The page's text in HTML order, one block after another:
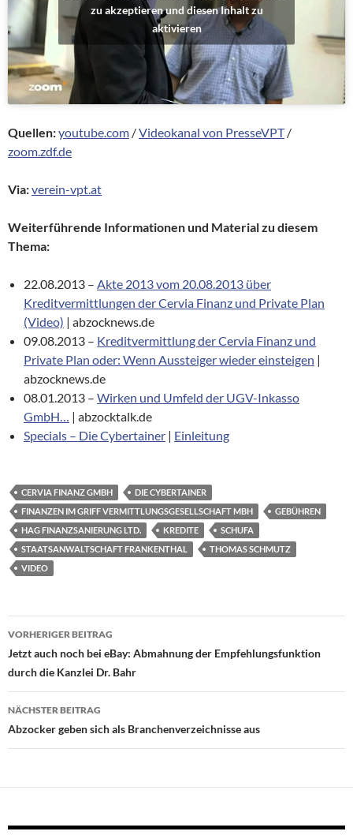
zu akzeptieren und diesen Inhalt zu
aktivieren
Quellen:youtube.com /Videokanal von PresseVPT/
zoom.zdf.de
Via:verein-vpt.at
Weiterführende Informationen und Material zu diesem
Thema:
22.08.2013 – Akte 2013 vom 20.08.2013 über
Kreditvermittlungen der Cervia Finanz und Private Plan
(Video) | abzocknews.de
09.08.2013 – Kreditvermittlung der Cervia Finanz und
Private Plan oder: Wenn Aussteiger wieder einsteigen |
abzocknews.de
08.01.2013 – Wirken und Umfeld der UGV-Inkasso
GmbH… | abzocktalk.de
Specials – Die Cybertainer | Einleitung
CERVIA FINANZ GMBH
DIE CYBERTAINER
FINANZEN IM GRIFF VERMITTLUNGSGESELLSCHAFT MBH
GEBÜHREN
HAG FINANZSANIERUNG LTD.
KREDITE
SCHUFA
STAATSANWALTSCHAFT FRANKENTHAL
THOMAS SCHMUTZ
VIDEO
Beitragsnavigation
VORHERIGER BEITRAG
Jetzt auch noch bei eBay: Abmahnung der Empfehlungsfunktion
durch die Kanzlei Dr. Bahr
NÄCHSTER BEITRAG
Abzocker geben sich als Branchenverzeichnisse aus